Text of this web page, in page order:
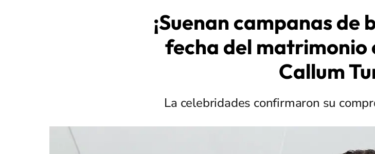
¡Suenan campanas de
fecha del matrimonio
Callum
La celebridades confirmaron su